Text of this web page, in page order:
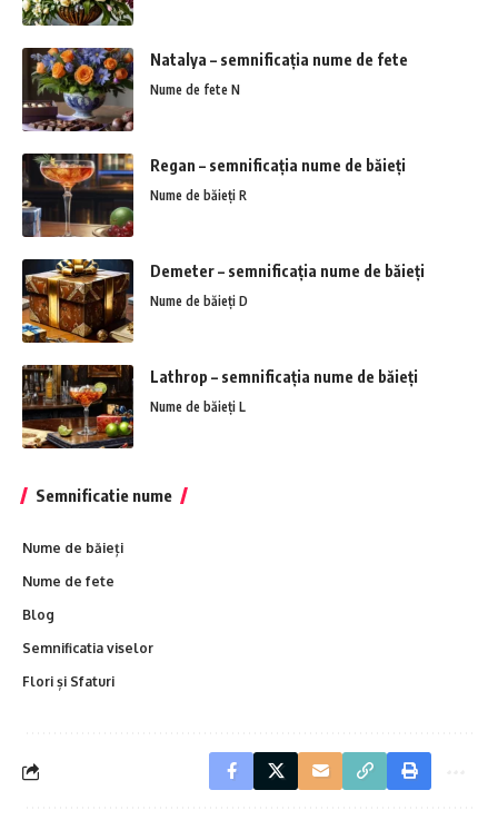
Natalya – semnificația nume de fete
Nume de fete N
Regan – semnificația nume de băieți
Nume de băieți R
Demeter – semnificația nume de băieți
Nume de băieți D
Lathrop – semnificația nume de băieți
Nume de băieți L
Semnificatie nume
Nume de băieți
Nume de fete
Blog
Semnificatia viselor
Flori și Sfaturi